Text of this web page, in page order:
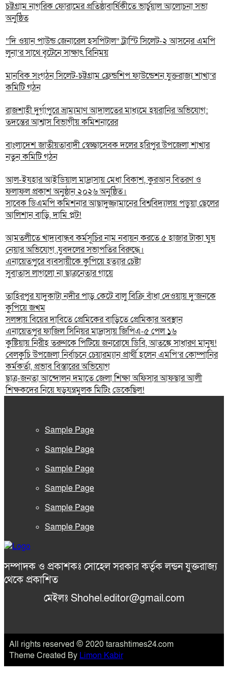
চট্টগ্রাম নাগরিক ফোরামের প্রতিষ্ঠাবার্ষিকীতে ভার্চুয়াল আলোচনা সভা
অনুষ্ঠিত
“দি ওয়ান পাউন্ড জেনারেল হসপিটাল” ট্রাস্টি সিলেট-২ আসনের এমপি
লুনা’র সা‌থে বৃটেনে সাক্ষাৎ বিনিময়
মানবিক সংগঠন সিলেট-চট্টগ্রাম ফ্রেন্ডশিপ ফাউন্ডেশন যুক্তরাজ্য শাখা’র
কমিটি গঠন
রাজশাহী দুর্গাপুরে ভ্রাম্যমাণ আদালতের মাধ্যমে হয়রানির অভিযোগ:
তদন্তের আশ্বাস বিভাগীয় কমিশনারের
বাংলাদেশ জাতীয়তাবাদী স্বেচ্ছাসেবক দলের হরিপুর উপজেলা শাখার
নতুন কমিটি গঠন
আল-ইযহার আইডিয়াল মাদ্রাসায় মেধা বিকাশ, কুরআন বিতরণ ও
ফলাফল প্রকাশ অনুষ্ঠান ২০২৬ অনুষ্ঠিত।
সাবেক ডিএমপি কমিশনার আছাদুজ্জামানের বিশ্ববিদ্যালয় পড়ুয়া ছেলের
আলিশান বাড়ি, দামি প্লট!
আমতলীতে খাদ্যবান্ধব কর্মসূচির নাম নবায়ন করতে ৫ হাজার টাকা ঘুষ
নেয়ার অভিযোগ ,যুবদলের সভাপতির বিরুদ্ধে।
এনায়েতপুরে ব্যবসায়ীকে কুপিয়ে হত্যার চেষ্টা
সুবাতাস লাগলো না ছাত্রনেতার গায়ে
তাহিরপুর যাদুকাটা নদীর পাড় কেটে বালু বিক্রি বাঁধা দেওয়ায় দু’জনকে
কুপিয়ে জখম
সলঙ্গায় বিয়ের দাবিতে প্রেমিকের বাড়িতে প্রেমিকার অবস্থান
এনায়েতপুর ফাজিল সিনিয়র মাদ্রাসায় জিপিএ-৫ পেল ১৬
কুষ্টিয়ায় নিরীহ তরুণকে পিটিয়ে জনরোষে ডিবি, আতঙ্কে সাধারণ মানুষ!
বেলকুচি উপজেলা নির্বাচনে চেয়ারম্যান প্রার্থী হলেন এমপি’র কোম্পানির
কর্মকর্তা, প্রভাব বিস্তারের অভিযোগ
ছাত্র-জনতা আন্দোলন দমাতে জেলা শিক্ষা অফিসার আফছার আলী
শিক্ষকদের নিয়ে ষড়যন্ত্রমুলক মিটিং ডেকেছিল!
Sample Page
Sample Page
Sample Page
Sample Page
Sample Page
Sample Page
সম্পাদক ও প্রকাশকঃ সোহেল সরকার কর্তৃক লন্ডন যুক্তরাজ্য
থেকে প্রকাশিত
মেইলঃ Shohel.editor@gmail.com
All rights reserved © 2020 tarashtimes24.com
Theme Created By Limon Kabir